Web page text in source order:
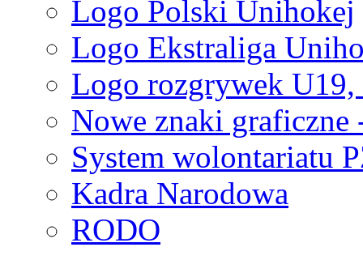
Logo Polski Unihokej
Logo Ekstraliga
Logo rozgrywek
Nowe znaki graficzne
System wolontariatu
Kadra Narodowa
RODO